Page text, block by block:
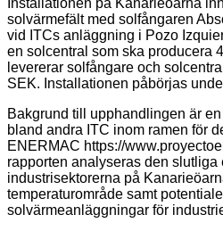
Installationen på Kanarieöarna
solvärmefält med solfångaren
vid ITCs anläggning i Pozo
en solcentral som ska producera
levererar solfångare och
SEK. Installationen påbörjas
Bakgrund till upphandlingen är
bland andra ITC inom ramen för
ENERMAC https://
rapporten analyseras den
industrisektorerna på
temperaturområde samt
solvärmeanläggningar för